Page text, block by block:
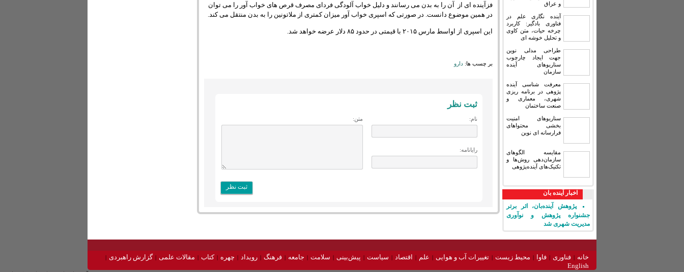
و عراق
آینده نگاری علم در
فناوری بادگیر: کاربرد
چرخه حیات، متن کاوی
و تحلیل خوشه ای
طراحی مدلی نوین
جهت ایجاد چارچوب
سناریوهای آینده
سازمان
معرفت شناسی آینده
پژوهی در برنامه ریزی
شهری، معماری و
صنعت ساختمان
سناریوهای امنیت
بخشی محتواهای
فرارسانه ای نوین
مقایسه‏ الگوهای
سازمان‌دهی روش‌ها و
تکنیک‌های آینده‌پژوهی
اخبار آینده بان
پژوهش آینده‌بان، اثر برتر
جشنواره پژوهش و نوآوری
مدیریت شهری شد
فزآینده ای از آن را به بدن می رسانند و دلیل خواب آلودگی فردای مصرف قرص های خواب آور را می توان
در همین موضوع دانست. در صورتی که اسپری خواب آور میزان کمتری از ملاتونین را به بدن منتقل می کند.
این اسپری از اواسط مارس ۲۰۱۵ با قیمتی در حدود ۸۵ دلار عرضه خواهد شد.
بر چسب ها: دارو
ثبت نظر
نام:
رایانامه:
متن:
خانه فناوری فاوا محیط زیست تغییرات آب و هوایی علم اقتصاد سیاست پیش‌بینی سلامت جامعه فرهنگ رویداد چهره کتاب مقالات علمی
گزارش راهبردی
English